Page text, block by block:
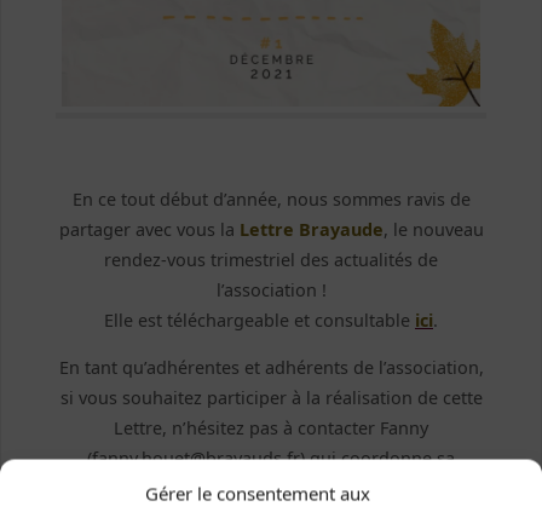
Gérer le consentement aux
En ce tout début d’année, nous sommes ravis de
partager avec vous la Lettre Brayaude, le nouveau
rendez-vous trimestriel des actualités de
l’association !
Elle est téléchargeable et consultable ici.
En tant qu’adhérentes et adhérents de l’association,
si vous souhaitez participer à la réalisation de cette
Lettre, n’hésitez pas à contacter Fanny
(fanny.houet@brayauds.fr) qui coordonne sa
conception et centralise les contributions.